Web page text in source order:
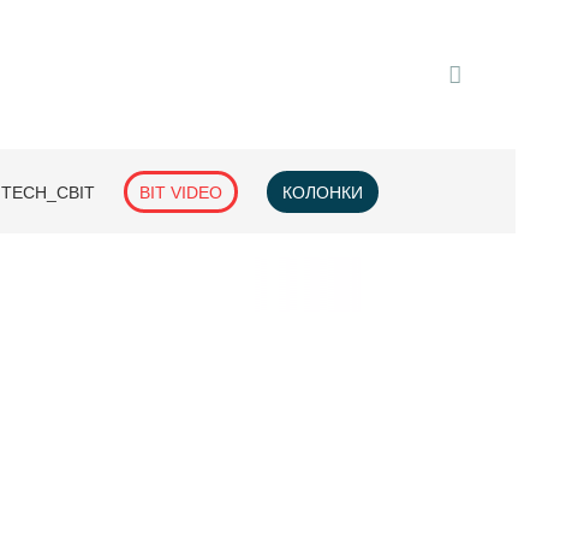
TECH_СВІТ BIT VIDEO КОЛОНКИ